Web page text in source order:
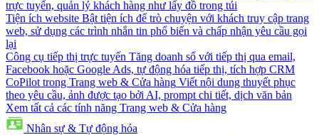
trực tuyến, quản lý khách hàng như lấy đồ trong túi
Tiện ích website Bật tiện ích để trò chuyện với khách truy cập trang
web, sử dụng các trình nhắn tin phổ biến và chấp nhận yêu cầu gọi
lại
Công cụ tiếp thị trực tuyến Tăng doanh số với tiếp thị qua email,
Facebook hoặc Google Ads, tự động hóa tiếp thị, tích hợp CRM
CoPilot trong Trang web & Cửa hàng Viết nội dung thuyết phục
theo yêu cầu, ảnh được tạo bởi AI, prompt chi tiết, dịch văn bản
Xem tất cả các tính năng Trang web & Cửa hàng
Nhân sự & Tự động hóa